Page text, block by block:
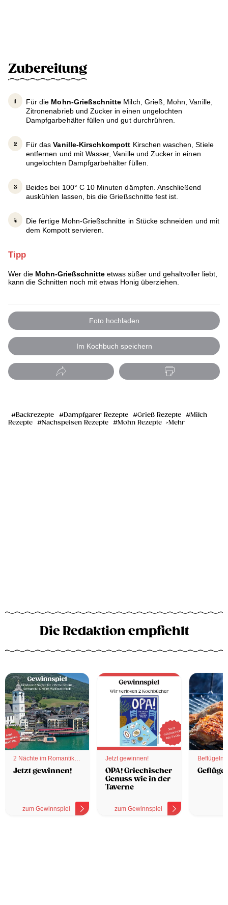
Zubereitung
Für die Mohn-Grießschnitte Milch, Grieß, Mohn, Vanille,
Zitronenabrieb und Zucker in einen ungelochten
Dampfgarbehälter füllen und gut durchrühren.
Für dasVanille-Kirschkompott Kirschen waschen, Stiele
entfernen und mit Wasser, Vanille und Zucker in einen
ungelochten Dampfgarbehälter füllen.
Beides bei 100° C 10 Minuten dämpfen. Anschließend
auskühlen lassen, bis die Grießschnitte fest ist.
Die fertige Mohn-Grießschnitte in Stücke schneiden und mit
dem Kompott servieren.
Tipp
Wer die Mohn-Grießschnitte etwas süßer und gehaltvoller liebt,
kann die Schnitten noch mit etwas Honig überziehen.
Foto hochladen
Im Kochbuch speichern
Backrezepte Dampfgarer Rezepte Grieß Rezepte
Milch
Rezepte
Nachspeisen Rezepte Mohn Rezepte Mehr
Die Redaktion empfiehlt
2 Nächte im Romantik
Hotel
Jetzt gewinnen!
zum Gewinnspiel
Jetzt gewinnen!
OPA! Griechischer
Genuss wie in der
Taverne
zum Gewinnspiel